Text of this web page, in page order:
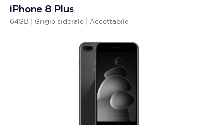
iPhone 8 Plus
64GB | Grigio siderale | Accettabile